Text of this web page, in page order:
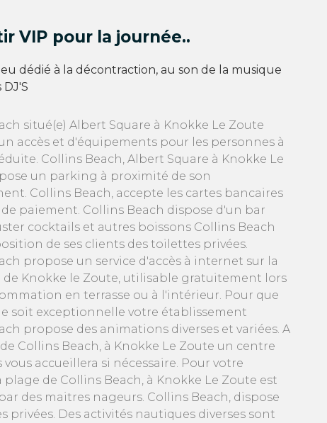
VIP pour la journée..
dédié à la décontraction, au son de la musique
situé(e) Albert Square à Knokke Le Zoute
accès et d'équipements pour les personnes à
Collins Beach, Albert Square à Knokke Le
un parking à proximité de son
Collins Beach, accepte les cartes bancaires
paiement. Collins Beach dispose d'un bar
cocktails et autres boissons Collins Beach
de ses clients des toilettes privées.
propose un service d'accès à internet sur la
Knokke le Zoute, utilisable gratuitement lors
en terrasse ou à l'intérieur. Pour que
soit exceptionnelle votre établissement
propose des animations diverses et variées. A
Collins Beach, à Knokke Le Zoute un centre
vous accueillera si nécessaire. Pour votre
plage de Collins Beach, à Knokke Le Zoute est
des maitres nageurs. Collins Beach, dispose
privées. Des activités nautiques diverses sont